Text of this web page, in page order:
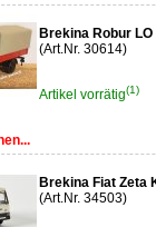
Brekina Robur
(Art.Nr. 30614)
Artikel vorrätig(1)
Brekina Fiat Zeta
(Art.Nr. 34503)